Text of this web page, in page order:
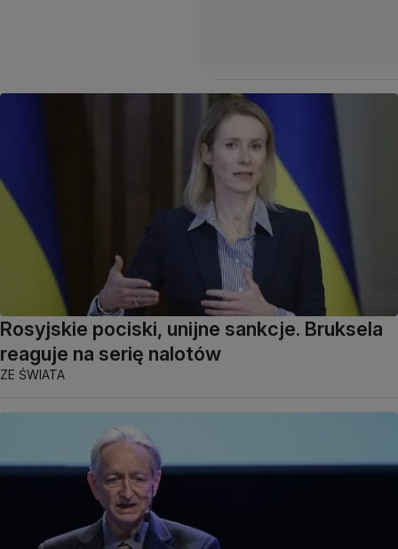
Rosyjskie pociski, unijne sankcje. Bruksela
reaguje na serię nalotów
ZE ŚWIATA